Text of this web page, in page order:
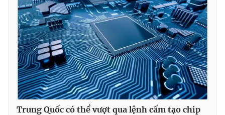
Trung Quốc có thể vượt qua lệnh cấm tạo chip